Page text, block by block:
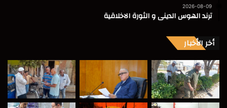
2026-08-09
ترند الهوس الدينى و الثورة الاخلاقية
أخر الأخبار